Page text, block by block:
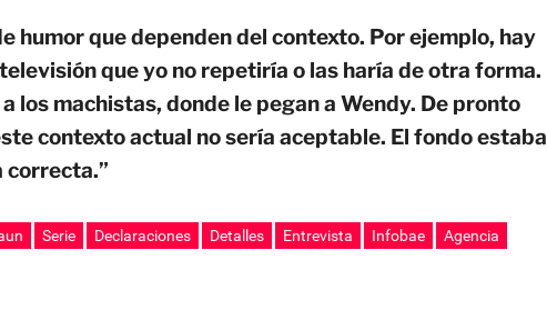
humor que dependen del contexto. Por ejemplo, hay
que yo no repetiría o las haría de otra forma.
los machistas, donde le pegan a Wendy. De pronto
contexto actual no sería aceptable. El fondo estaba
correcta.”
Serie Declaraciones Detalles Entrevista Infobae Agencia